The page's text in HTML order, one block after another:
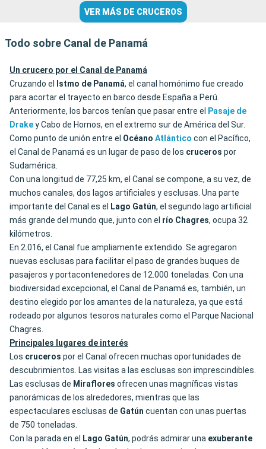
VER MÁS DE CRUCEROS
Todo sobre Canal de Panamá
Un crucero por el Canal de Panamá
Cruzando el
Istmo de Panamá, el canal homónimo fue creado
para acortar el trayecto en barco desde España a Perú.
Anteriormente, los barcos tenían que pasar entre el
Pasaje de
Drakey Cabo de Hornos, en el extremo sur de América del Sur.
Como punto de unión entre el Océano Atlántico con el Pacífico,
el Canal de Panamá es un lugar de paso de los cruceros por
Sudamérica.
Con una longitud de 77,25 km, el Canal se compone, a su vez, de
muchos canales, dos lagos artificiales y esclusas. Una parte
importante del Canal es el
Lago Gatún, el segundo lago artificial
más grande del mundo que, junto con el río Chagres, ocupa 32
kilómetros.
En 2.016, el Canal fue ampliamente extendido. Se agregaron
nuevas esclusas para facilitar el paso de grandes buques de
pasajeros y portacontenedores de 12.000 toneladas. Con una
biodiversidad excepcional, el Canal de Panamá es, también, un
destino elegido por los amantes de la naturaleza, ya que está
rodeado por algunos tesoros naturales como el Parque Nacional
Chagres.
Principales lugares de interés
Los cruceros por el Canal ofrecen muchas oportunidades de
descubrimientos. Las visitas a las esclusas son imprescindibles.
Las esclusas de Miraflores ofrecen unas magníficas vistas
panorámicas de los alrededores, mientras que las
espectaculares esclusas de Gatún cuentan con unas puertas
de 750 toneladas.
Con la parada en el
Lago Gatún, podrás admirar una exuberante